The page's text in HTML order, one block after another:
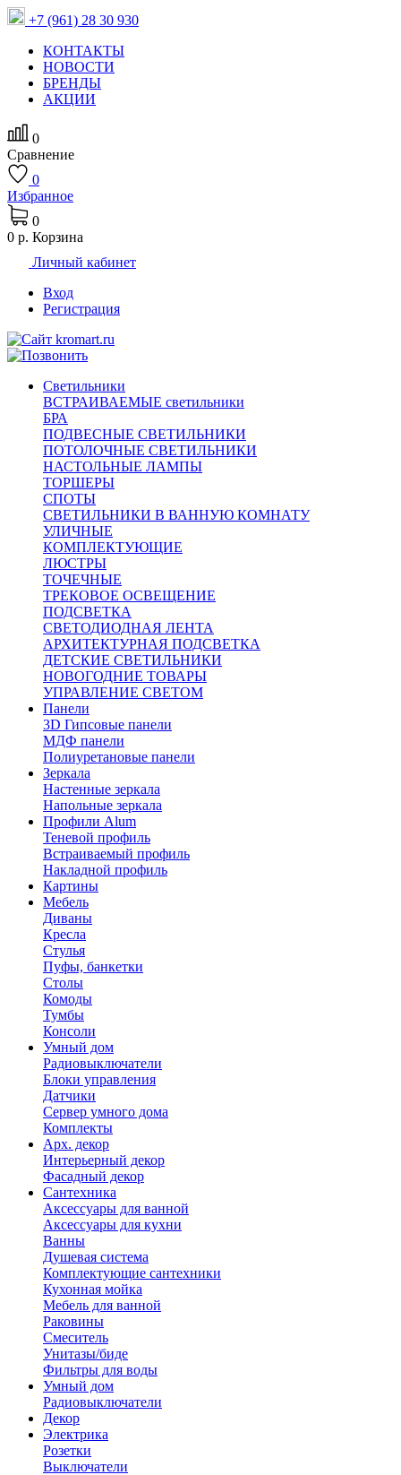
+7 (961) 28 30 930
КОНТАКТЫ
НОВОСТИ
БРЕНДЫ
АКЦИИ
0
Сравнение
0
Избранное
0
0 р. Корзина
Личный кабинет
Вход
Регистрация
Светильники
ВСТРАИВАЕМЫЕ светильники
БРА
ПОДВЕСНЫЕ СВЕТИЛЬНИКИ
ПОТОЛОЧНЫЕ СВЕТИЛЬНИКИ
НАСТОЛЬНЫЕ ЛАМПЫ
ТОРШЕРЫ
СПОТЫ
СВЕТИЛЬНИКИ В ВАННУЮ КОМНАТУ
УЛИЧНЫЕ
КОМПЛЕКТУЮЩИЕ
ЛЮСТРЫ
ТОЧЕЧНЫЕ
ТРЕКОВОЕ ОСВЕЩЕНИЕ
ПОДСВЕТКА
СВЕТОДИОДНАЯ ЛЕНТА
АРХИТЕКТУРНАЯ ПОДСВЕТКА
ДЕТСКИЕ СВЕТИЛЬНИКИ
НОВОГОДНИЕ ТОВАРЫ
УПРАВЛЕНИЕ СВЕТОМ
Панели
3D Гипсовые панели
МДФ панели
Полиуретановые панели
Зеркала
Настенные зеркала
Напольные зеркала
Профили Alum
Теневой профиль
Встраиваемый профиль
Накладной профиль
Картины
Мебель
Диваны
Кресла
Стулья
Пуфы, банкетки
Столы
Комоды
Тумбы
Консоли
Умный дом
Радиовыключатели
Блоки управления
Датчики
Сервер умного дома
Комплекты
Арх. декор
Интерьерный декор
Фасадный декор
Сантехника
Аксессуары для ванной
Аксессуары для кухни
Ванны
Душевая система
Комплектующие сантехники
Кухонная мойка
Мебель для ванной
Раковины
Смеситель
Унитазы/биде
Фильтры для воды
Умный дом
Радиовыключатели
Декор
Электрика
Розетки
Выключатели